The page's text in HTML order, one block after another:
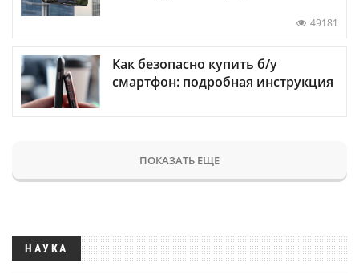
49181
Как безопасно купить б/у
смартфон: подробная инструкция
ПОКАЗАТЬ ЕЩЕ
НАУКА